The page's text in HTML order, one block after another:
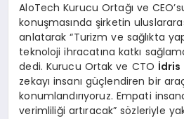
AloTech Kurucu Ortağı ve
konuşmasında şirketin
anlatarak “Turizm ve sağlıkta
teknoloji ihracatına katkı
dedi. Kurucu Ortak ve CTO İdris
zekayı insanı güçlendiren bir
konumlandırıyoruz. Empati
verimliliği artıracak” sözleriyle